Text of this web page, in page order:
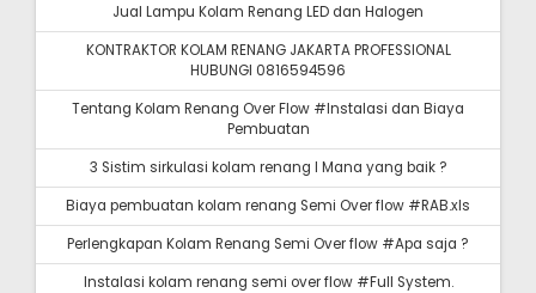
Jual Lampu Kolam Renang LED dan Halogen
KONTRAKTOR KOLAM RENANG JAKARTA PROFESSIONAL
HUBUNGI 0816594596
Tentang Kolam Renang Over Flow #Instalasi dan Biaya
Pembuatan
3 Sistim sirkulasi kolam renang I Mana yang baik ?
Biaya pembuatan kolam renang Semi Over flow #RAB.xls
Perlengkapan Kolam Renang Semi Over flow #Apa saja ?
Instalasi kolam renang semi over flow #Full System.